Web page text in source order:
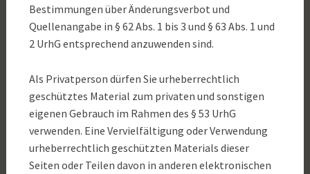
Bestimmungen über Änderungsverbot und
Quellenangabe in § 62 Abs. 1 bis 3 und § 63 Abs. 1 und
2 UrhG entsprechend anzuwenden sind.
Als Privatperson dürfen Sie urheberrechtlich
geschütztes Material zum privaten und sonstigen
eigenen Gebrauch im Rahmen des § 53 UrhG
verwenden. Eine Vervielfältigung oder Verwendung
urheberrechtlich geschützten Materials dieser
Seiten oder Teilen davon in anderen elektronischen